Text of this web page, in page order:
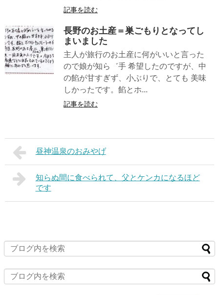
記事を読む
長野のお土産＝巣ごもりとなってし
まいました
主人が旅行のお土産に何がいいと言った
ので娘が知ら゛手 希望したのですが、中
の餡が甘すぎず、小ぶりで、とても 美味
しかったです。餡とホ...
記事を読む
昼神温泉のおみやげ
知らぬ間に食べられて、父とケンカになるほど
です